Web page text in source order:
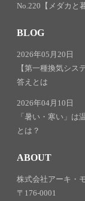
No.220【メダカと
BLOG
2026年05月20日
【第一種換気シ
答えとは
2026年04月10日
「暑い・寒い」は
とは？
ABOUT
株式会社アーキ・
〒176-0001